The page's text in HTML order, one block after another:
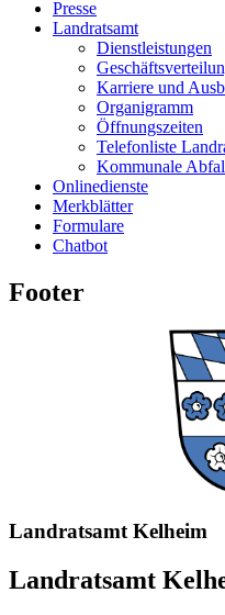
Presse
Landratsamt
Dienstleistungen
Karriere und
Organigramm
Öffnungszeiten
Telefonliste
Kommunale
Onlinedienste
Merkblätter
Formulare
Chatbot
Footer
Landratsamt Kelheim
Landratsamt